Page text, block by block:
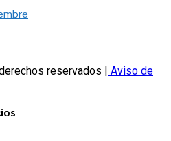
reservados | Aviso de